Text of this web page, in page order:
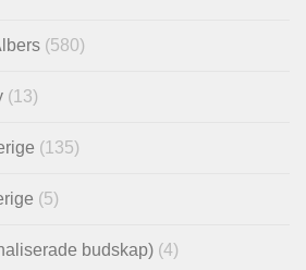
(580)
(13)
(135)
(5)
budskap) (4)